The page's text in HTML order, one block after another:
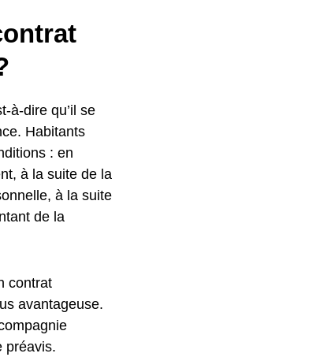
à-dire qu’il se
Habitants
: en
à la suite de la
à la suite
de la
contrat
avantageuse.
préavis.